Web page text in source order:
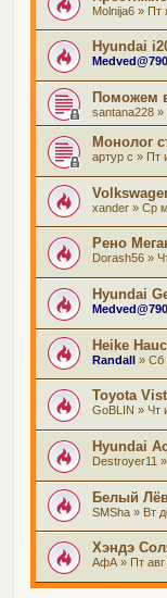
Molnija6 » Пт
Hyundai
Medved@790
Поможем
santana228 »
Монолог
артур с » Пт
xander » Ср
Рено
Dorash56 »
Hyundai
Medved@790
Heike
Randall » Сб
Toyota
GoBLIN » Чт
Hyundai
Destroyer11
Белый
SMSha » Вт
Хэндэ
АфА » Пт